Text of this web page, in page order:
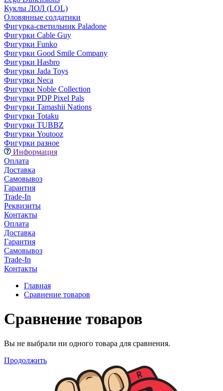
Куклы ЛОЛ (LOL)
Оловянные солдатики
Фигурка-светильник Paladone
Фигурки Cable Guy
Фигурки Funko
Фигурки Good Smile Company
Фигурки Hasbro
Фигурки Jada Toys
Фигурки Neca
Фигурки Noble Collection
Фигурки PDP Pixel Pals
Фигурки Tamashii Nations
Фигурки Totaku
Фигурки TUBBZ
Фигурки Youtooz
Фигурки разное
Информация
Оплата
Доставка
Самовывоз
Гарантия
Trade-In
Реквизиты
Контакты
Оплата
Доставка
Гарантия
Самовывоз
Trade-In
Контакты
Главная
Сравнение товаров
Сравнение товаров
Вы не выбрали ни одного товара для сравнения.
Продолжить